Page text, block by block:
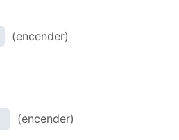
(encender)
(encender)